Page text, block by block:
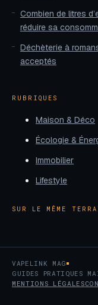
Combien de litres
réduire sa
Déchèterie à
acceptés
RUBRIQUES
Maison & Déco
Écologie &
Immobilier
Lifestyle
SUR LE MÊME
VAPELINK MAG
GUIDES PRATIQUES
MENTIONS LÉGALES